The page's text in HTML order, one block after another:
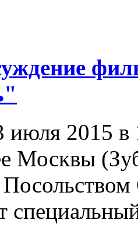
июля 2015
Москвы